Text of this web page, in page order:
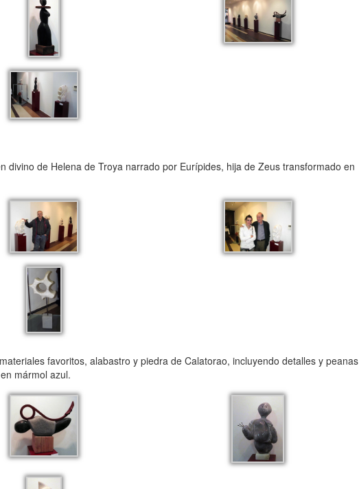
divino de Helena de Troya narrado por Eurípides, hija de Zeus transformado en
favoritos, alabastro y piedra de Calatorao, incluyendo detalles y peanas
mármol azul.